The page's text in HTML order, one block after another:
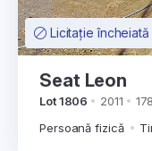
Licitație încheiată
Seat Leon
Lot 1806 2011
Persoană fizică